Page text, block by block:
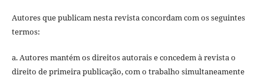
Autores que publicam nesta revista concordam com os seguintes
termos:
a. Autores mantém os direitos autorais e concedem à revista o
direito de primeira publicação, com o trabalho simultaneamente